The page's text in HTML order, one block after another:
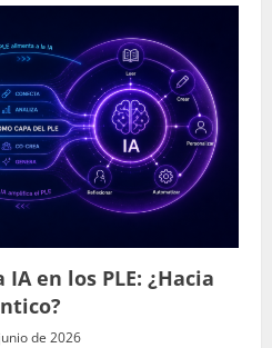
en los PLE: ¿Hacia
de 2026